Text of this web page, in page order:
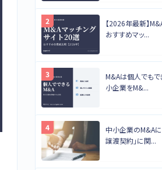
【2026年最新】
おすすめマッ...
M&Aは個人でも
小企業をM&...
中小企業のM&A
譲渡契約」に関...